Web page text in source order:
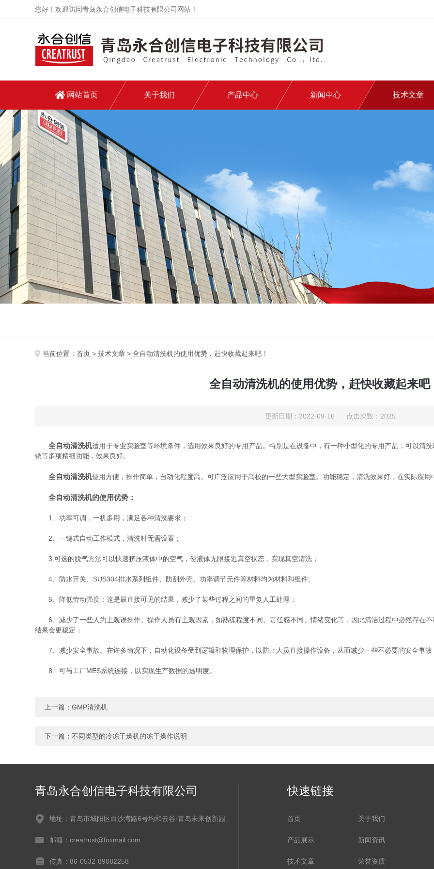
您好！欢迎访问青岛永合创信电子科技有限公司网站！
网站首页 关于我们 产品中心 新闻中心 技术文章
当前位置： 首页 > 技术文章 > 全自动清洗机的使用优势，赶快收藏起来吧！
全自动清洗机的使用优势，赶快收藏起来吧
更新日期：2022-09-16 点击次数：2025
全自动清洗机适用于专业实验室等环境条件，选用效果良好的专用产品。特别是在设备中，有一种小型化的专用产品，可以清
锈等多项精细功能，效果良好。
全自动清洗机使用方便，操作简单，自动化程度高。可广泛应用于高校的一些大型实验室。功能稳定，清洗效果好，在实际应用
全自动清洗机的使用优势：
1、功率可调，一机多用，满足各种清洗要求；
2、一键式自动工作模式，清洗时无需设置；
3.可选的脱气方法可以快速挤压液体中的空气，使液体无限接近真空状态，实现真空清洗；
4、防水开关、SUS304排水系列组件、防刮外壳、功率调节元件等材料均为材料和组件;
5、降低劳动强度：这是最直接可见的结果，减少了某些过程之间的重复人工处理；
6、减少了一些人为主观误操作。操作人员有主观因素，如熟练程度不同、责任感不同、情绪变化等，因此清洁过程中必然存在
结果会更稳定；
7、减少安全事故。在许多情况下，自动化设备受到逻辑和物理保护，以防止人员直接操作设备，从而减少一些不必要的安全事故
8、可与工厂MES系统连接，以实现生产数据的透明度。
上一篇： GMP清洗机
下一篇： 不同类型的冷冻干燥机的冻干操作说明
青岛永合创信电子科技有限公司
地址：青岛市城阳区白沙湾路6号均和云谷·青岛未来创新园
邮箱：creatrust@foxmail.com
传真：86-0532-89082258
快速链接
首页 关于我们
产品展示 新闻资讯
技术文章 荣誉资质